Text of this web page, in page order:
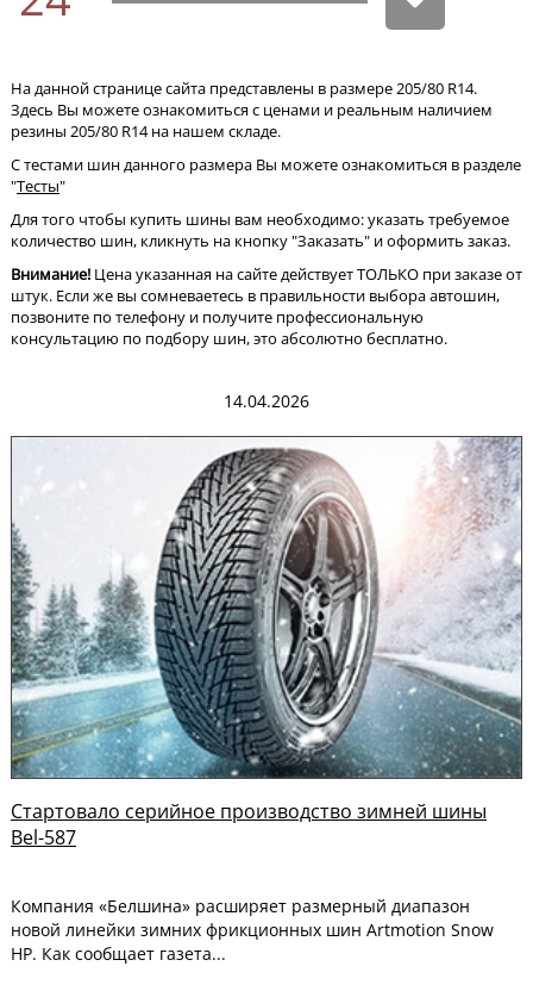
На данной странице сайта представлены в размере 205/80 R14.
Здесь Вы можете ознакомиться с ценами и реальным наличием
резины 205/80 R14 на нашем складе.
С тестами шин данного размера Вы можете ознакомиться в разделе
"Тесты"
Для того чтобы купить шины вам необходимо: указать требуемое
количество шин, кликнуть на кнопку "Заказать" и оформить заказ.
Внимание! Цена указанная на сайте действует ТОЛЬКО при заказе от
штук. Если же вы сомневаетесь в правильности выбора автошин,
позвоните по телефону и получите профессиональную
консультацию по подбору шин, это абсолютно бесплатно.
14.04.2026
Стартовало серийное производство зимней шины
Bel-587
Компания «Белшина» расширяет размерный диапазон
новой линейки зимних фрикционных шин Artmotion Snow
HP. Как сообщает газета...